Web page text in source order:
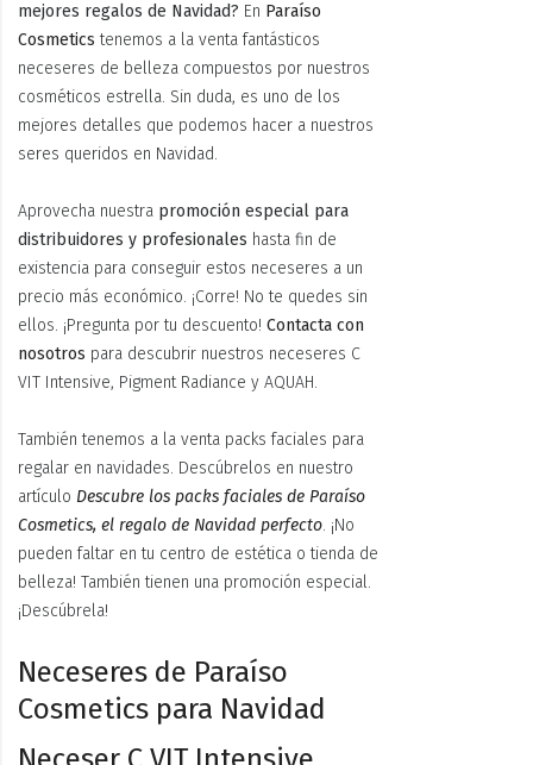
mejores regalos de Navidad? En Paraíso
Cosmetics tenemos a la venta fantásticos
neceseres de belleza compuestos por nuestros
cosméticos estrella. Sin duda, es uno de los
mejores detalles que podemos hacer a nuestros
seres queridos en Navidad.
Aprovecha nuestra promoción especial para
distribuidores y profesionales hasta fin de
existencia para conseguir estos neceseres a un
precio más económico. ¡Corre! No te quedes sin
ellos. ¡Pregunta por tu descuento! Contacta con
nosotros para descubrir nuestros neceseres C
VIT Intensive, Pigment Radiance y AQUAH.
También tenemos a la venta packs faciales para
regalar en navidades. Descúbrelos en nuestro
artículo Descubre los packs faciales de Paraíso
Cosmetics, el regalo de Navidad perfecto. ¡No
pueden faltar en tu centro de estética o tienda de
belleza! También tienen una promoción especial.
¡Descúbrela!
Neceseres de Paraíso
Cosmetics para Navidad